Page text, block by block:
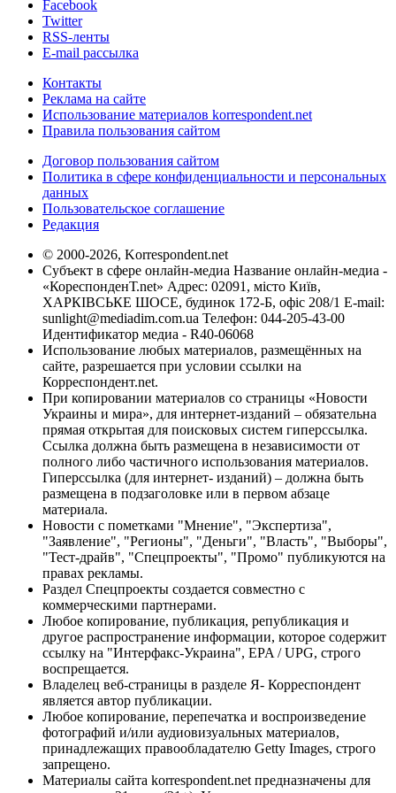
Facebook
Twitter
RSS-ленты
E-mail рассылка
Контакты
Реклама на сайте
Использование материалов korrespondent.net
Правила пользования сайтом
Договор пользования сайтом
Политика в сфере конфиденциальности и персональных
данных
Пользовательское соглашение
Редакция
© 2000-2026, Korrespondent.net
Субъект в сфере онлайн-медиа Название онлайн-медиа -
«КореспонденТ.net» Адрес: 02091, місто Київ,
ХАРКІВСЬКЕ ШОСЕ, будинок 172-Б, офіс 208/1 E-mail:
sunlight@mediadim.com.ua Телефон: 044-205-43-00
Идентификатор медиа - R40-06068
Использование любых материалов, размещённых на
сайте, разрешается при условии ссылки на
Корреспондент.net.
При копировании материалов со страницы «Новости
Украины и мира», для интернет-изданий – обязательна
прямая открытая для поисковых систем гиперссылка.
Ссылка должна быть размещена в независимости от
полного либо частичного использования материалов.
Гиперссылка (для интернет- изданий) – должна быть
размещена в подзаголовке или в первом абзаце
материала.
Новости с пометками "Мнение", "Экспертиза",
"Заявление", "Регионы", "Деньги", "Власть", "Выборы",
"Тест-драйв", "Спецпроекты", "Промо" публикуются на
правах рекламы.
Раздел Спецпроекты создается совместно с
коммерческими партнерами.
Любое копирование, публикация, републикация и
другое распространение информации, которое содержит
ссылку на "Интерфакс-Украина", EPA / UPG, строго
воспрещается.
Владелец веб-страницы в разделе Я- Корреспондент
является автор публикации.
Любое копирование, перепечатка и воспроизведение
фотографий и/или аудиовизуальных материалов,
принадлежащих правообладателю Getty Images, строго
запрещено.
Материалы сайта korrespondent.net предназначены для